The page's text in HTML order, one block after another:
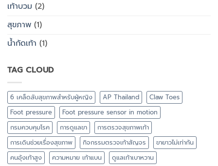
เท้าบวม (2)
สุขภาพ (1)
น้ำกัดเท้า (1)
TAG CLOUD
6 เคล็ดลับสุขภาพสำหรับผู้หญิง AP Thailand
Claw Toes
Foot pressure
Foot pressure sensor in motion
กรมควบคุมโรค
การดูแลขา
การตรวจสุขภาพเท้า
การเดินช่วยเรื่องสุขภาพ
กิจกรรมตรวจเท้าสัญจร
ขายาวไม่เท่ากัน
คนอุ้งเท้าสูง
ความหมาย เท้าแบน
ดูแลเท้าเบาหวาน